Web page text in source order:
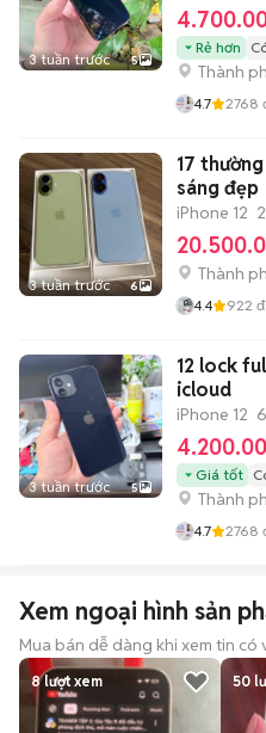
3 tuần trước 5
Rẻ hơn
Thành
4.7 2768
3 tuần trước 6
17
sáng đẹp
iPhone 12
Thành
4.4 922
3 tuần trước 5
12 lock
icloud
iPhone 12
Giá tốt
Thành
4.7 2768
Xem ngoại hình sản
Mua bán dễ dàng khi xem tin có
8lượt xem 50